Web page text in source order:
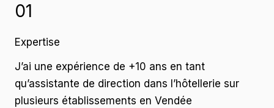
01
Expertise
J’ai une expérience de +10 ans en tant
qu’assistante de direction dans l’hôtellerie sur
plusieurs établissements en Vendée